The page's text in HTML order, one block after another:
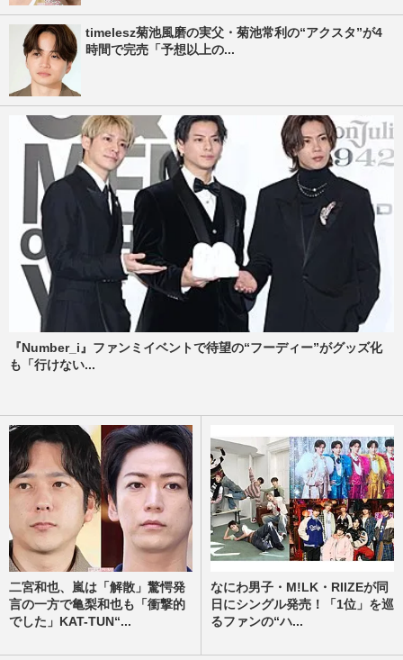
timelesz菊池風磨の実父・菊池常利の“アクスタ”が4
時間で完売「予想以上の...
『Number_i』ファンミイベントで待望の“フーディー”がグッズ化
も「行けない...
二宮和也、嵐は「解散」驚愕発
言の一方で亀梨和也も「衝撃的
でした」KAT-TUN“...
なにわ男子・M!LK・RIIZEが同
日にシングル発売！「1位」を巡
るファンの“ハ...